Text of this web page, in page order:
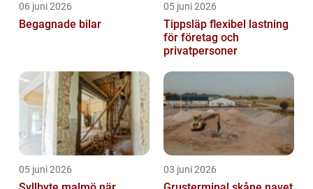
06 juni 2026
Begagnade bilar
05 juni 2026
Tippsläp flexibel lastning
för företag och
privatpersoner
05 juni 2026 03 juni 2026